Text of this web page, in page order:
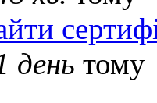
день тому